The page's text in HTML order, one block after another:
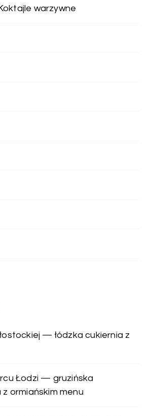
warzywne
— łódzka cukiernia z
Łodzi — gruzińska
ormiańskim menu